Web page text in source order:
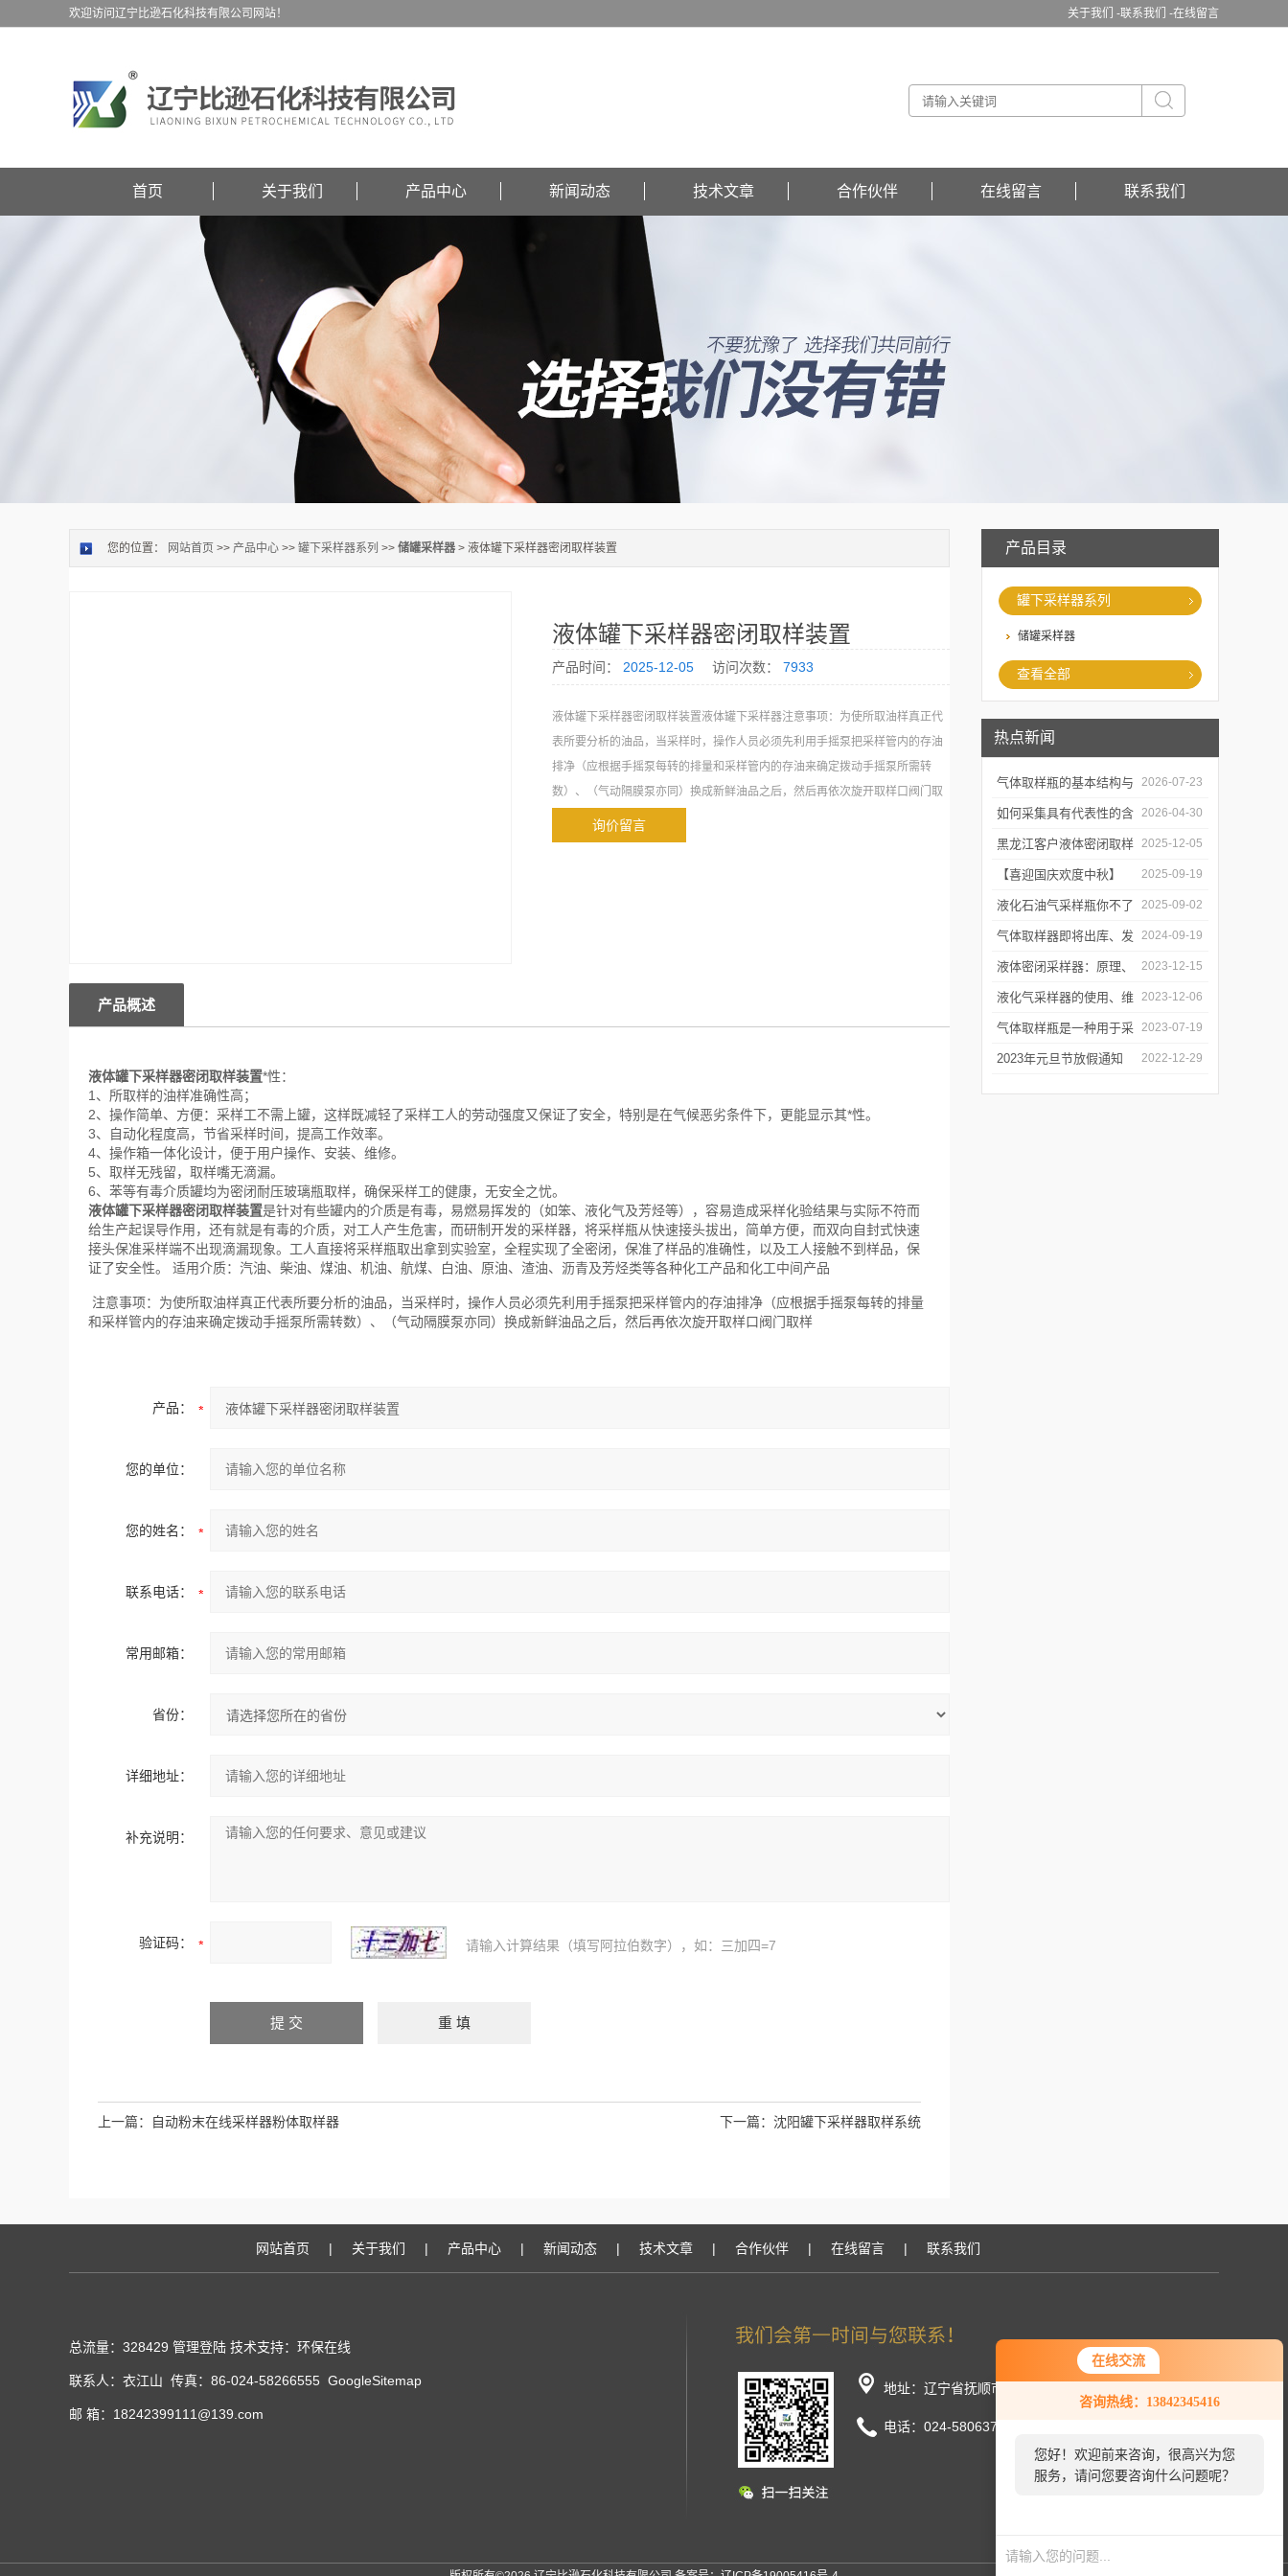
在线交流
咨询热线：13842345416
您好！欢迎前来咨询，很高兴为您
服务，请问您要咨询什么问题呢？
关于我们 -联系我们 -在线留言
欢迎访问辽宁比逊石化科技有限公司网站！
首页 关于我们 产品中心 新闻动态 技术文章 合作伙伴 在线留言 联系我们
产品目录
罐下采样器系列
储罐采样器
查看全部
热点新闻
气体取样瓶的基本结构与
工作逻辑是什么？
2026-07-23
如何采集具有代表性的含
油水样？——石油类采水
器原理与使用
2026-04-30
黑龙江客户液体密闭取样
器项目顺利交付
2025-12-05
【喜迎国庆欢度中秋】
2025年国庆中秋放假通知
2025-09-19
液化石油气采样瓶你不了
解的知识！
2025-09-02
气体取样器即将出库、发
货！
2024-09-19
液体密闭采样器：原理、
应用和优势
2023-12-15
液化气采样器的使用、维
护与优化
2023-12-06
气体取样瓶是一种用于采
集、贮存和分析气体样品
2023-07-19
2023年元旦节放假通知 2022-12-29
您的位置： 网站首页 >> 产品中心 >> 罐下采样器系列 >> 储罐采样器 > 液体罐下采样器密闭取样装置
液体罐下采样器密闭取样装置
产品时间： 2025-12-05 访问次数： 7933
液体罐下采样器密闭取样装置液体罐下采样器注意事项：为使所取油样真正代
表所要分析的油品，当采样时，操作人员必须先利用手摇泵把采样管内的存油
排净（应根据手摇泵每转的排量和采样管内的存油来确定拨动手摇泵所需转
数）、（气动隔膜泵亦同）换成新鲜油品之后，然后再依次旋开取样口阀门取
询价留言
产品概述
液体罐下采样器密闭取样装置*性：
1、所取样的油样准确性高；
2、操作简单、方便：采样工不需上罐，这样既减轻了采样工人的劳动强度又保证了安全，特别是在气候恶劣条件下，更能显示其*性。
3、自动化程度高，节省采样时间，提高工作效率。
4、操作箱一体化设计，便于用户操作、安装、维修。
5、取样无残留，取样嘴无滴漏。
6、苯等有毒介质罐均为密闭耐压玻璃瓶取样，确保采样工的健康，无安全之忧。
液体罐下采样器密闭取样装置是针对有些罐内的介质是有毒，易燃易挥发的（如笨、液化气及芳烃等），容易造成采样化验结果与实际不符而
给生产起误导作用，还有就是有毒的介质，对工人产生危害，而研制开发的采样器，将采样瓶从快速接头拔出，简单方便，而双向自封式快速
接头保准采样端不出现滴漏现象。工人直接将采样瓶取出拿到实验室，全程实现了全密闭，保准了样品的准确性，以及工人接触不到样品，保
证了安全性。 适用介质：汽油、柴油、煤油、机油、航煤、白油、原油、渣油、沥青及芳烃类等各种化工产品和化工中间产品
注意事项：为使所取油样真正代表所要分析的油品，当采样时，操作人员必须先利用手摇泵把采样管内的存油排净（应根据手摇泵每转的排量
和采样管内的存油来确定拨动手摇泵所需转数）、（气动隔膜泵亦同）换成新鲜油品之后，然后再依次旋开取样口阀门取样
产品：
您的单位：
您的姓名：
联系电话：
常用邮箱：
省份：
详细地址：
补充说明：
验证码： 请输入计算结果（填写阿拉伯数字），如：三加四=7
上一篇： 自动粉末在线采样器粉体取样器 下一篇： 沈阳罐下采样器取样系统
网站首页 | 关于我们 | 产品中心 | 新闻动态 | 技术文章 | 合作伙伴 | 在线留言 | 联系我们
总流量：328429 管理登陆 技术支持： 环保在线
联系人：衣江山 传真：86-024-58266555 GoogleSitemap
邮 箱：18242399111@139.com
地址：辽宁省抚顺市顺城区长春街东段
电话：024-58063777/58033888